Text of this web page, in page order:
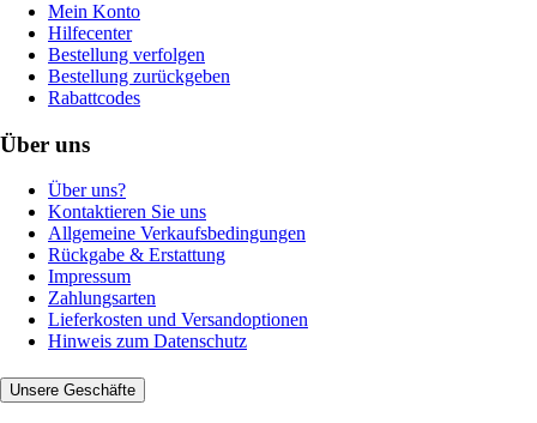
Mein Konto
Hilfecenter
Bestellung verfolgen
Bestellung zurückgeben
Rabattcodes
Über uns
Über uns?
Kontaktieren Sie uns
Allgemeine Verkaufsbedingungen
Rückgabe & Erstattung
Impressum
Zahlungsarten
Lieferkosten und Versandoptionen
Hinweis zum Datenschutz
Unsere Geschäfte